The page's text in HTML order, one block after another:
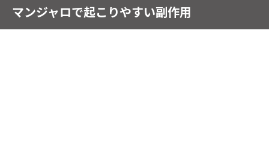
マンジャロで起こりやすい副作用